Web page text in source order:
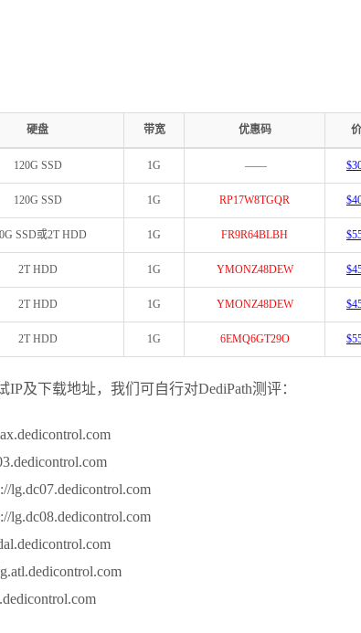
硬盘 带宽 优惠码
120G SSD 1G ——
120G SSD 1G RP17W8TGQR
SSD或2T HDD 1G FR9R64BLBH
2T HDD 1G YMONZ48DEW
2T HDD 1G YMONZ48DEW
2T HDD 1G 6EMQ6GT29O
IP及下载地址，我们可自行对DediPath测评：